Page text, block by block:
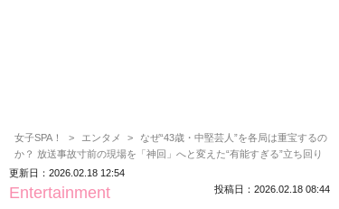
女子SPA！ エンタメ
なぜ“43歳・中堅芸人”を各局は重宝するの
か？ 放送事故寸前の現場を「神回」へと変えた“有能すぎる”立ち回り
更新日：2026.02.18 12:54
Entertainment 投稿日：2026.02.18 08:44